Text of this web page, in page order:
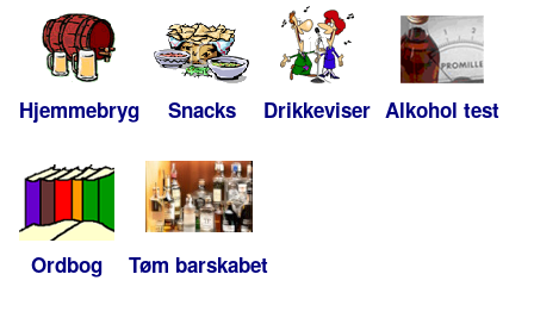
Hjemmebryg Snacks Drikkeviser Alkohol test
Ordbog Tøm barskabet